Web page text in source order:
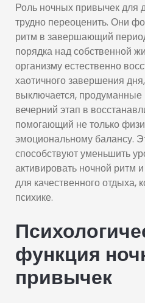
Роль ночных привычек для
трудно переоценить. Они
ритм в завершающий
порядка над собственной
организму естественно
хаотичного завершения
выключается,
вечерний этап в
помогающий не только
эмоциональному балансу.
способствуют уменьшить
активировать ночной ритм
для качественного отдыха,
психике.
функция
привычек